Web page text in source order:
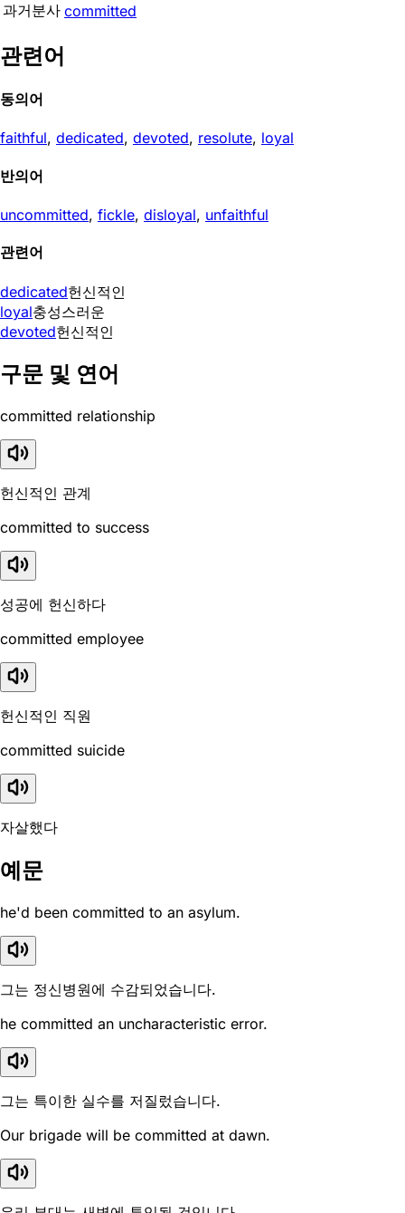
과거분사 committed
관련어
동의어
faithful, dedicated, devoted, resolute, loyal
반의어
uncommitted, fickle, disloyal, unfaithful
관련어
dedicated헌신적인
loyal충성스러운
devoted헌신적인
구문 및 연어
committed relationship
헌신적인 관계
committed to success
성공에 헌신하다
committed employee
헌신적인 직원
committed suicide
자살했다
예문
he'd been committed to an asylum.
그는 정신병원에 수감되었습니다.
he committed an uncharacteristic error.
그는 특이한 실수를 저질렀습니다.
Our brigade will be committed at dawn.